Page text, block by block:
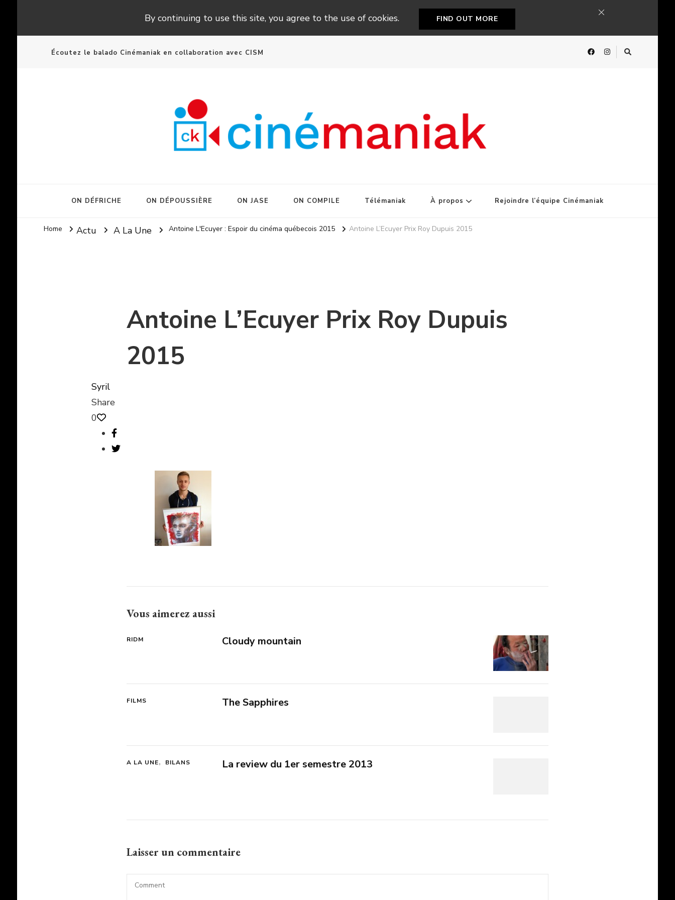
By continuing to use this site, you agree to the use of cookies. FIND OUT MORE
Écoutez le balado Cinémaniak en collaboration avec CISM
ON DÉFRICHE ON DÉPOUSSIÈRE ON JASE ON COMPILE Télémaniak À propos Rejoindre l’équipe Cinémaniak
Home Actu A La Une Antoine L'Ecuyer : Espoir du cinéma québecois 2015 Antoine L’Ecuyer Prix Roy Dupuis 2015
Antoine L’Ecuyer Prix Roy Dupuis
2015
Syril
Share
0
Vous aimerez aussi
RIDM Cloudy mountain
FILMS The Sapphires
A LA UNE BILANS La review du 1er semestre 2013
Laisser un commentaire